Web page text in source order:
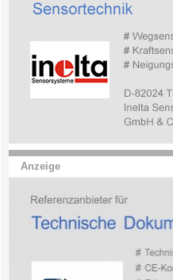
Anzeige